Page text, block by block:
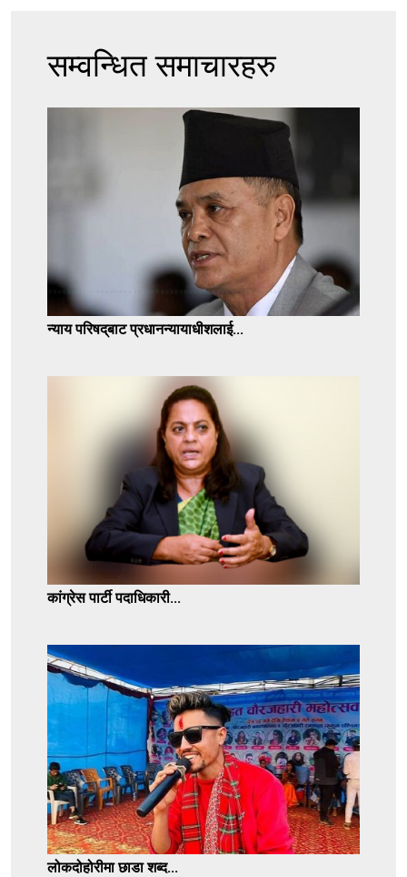
सम्वन्धित समाचारहरु
न्याय परिषद्‌बाट प्रधानन्यायाधीशलाई...
कांग्रेस पार्टी पदाधिकारी...
लोकदोहोरीमा छाडा शब्द...